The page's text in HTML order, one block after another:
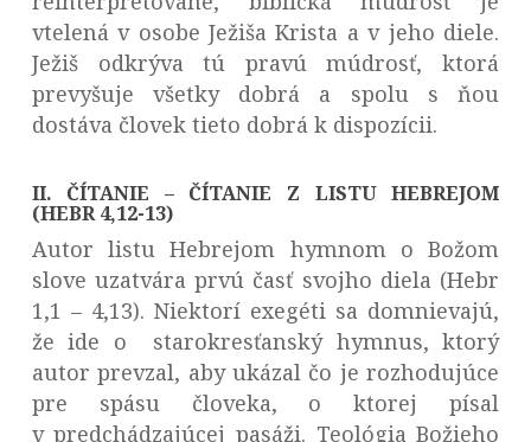
vtelená v osobe Ježiša Krista a v jeho diele.
Ježiš odkrýva tú pravú múdrosť, ktorá
prevyšuje všetky dobrá a spolu s ňou
dostáva človek tieto dobrá k dispozícii.
II. ČÍTANIE – ČÍTANIE Z LISTU HEBREJOM
(HEBR 4,12-13)
Autor listu Hebrejom hymnom o Božom
slove uzatvára prvú časť svojho diela (Hebr
1,1 – 4,13). Niektorí exegéti sa domnievajú,
že ide o starokresťanský hymnus, ktorý
autor prevzal, aby ukázal čo je rozhodujúce
pre spásu človeka, o ktorej písal
v predchádzajúcej pasáži. Teológia Božieho